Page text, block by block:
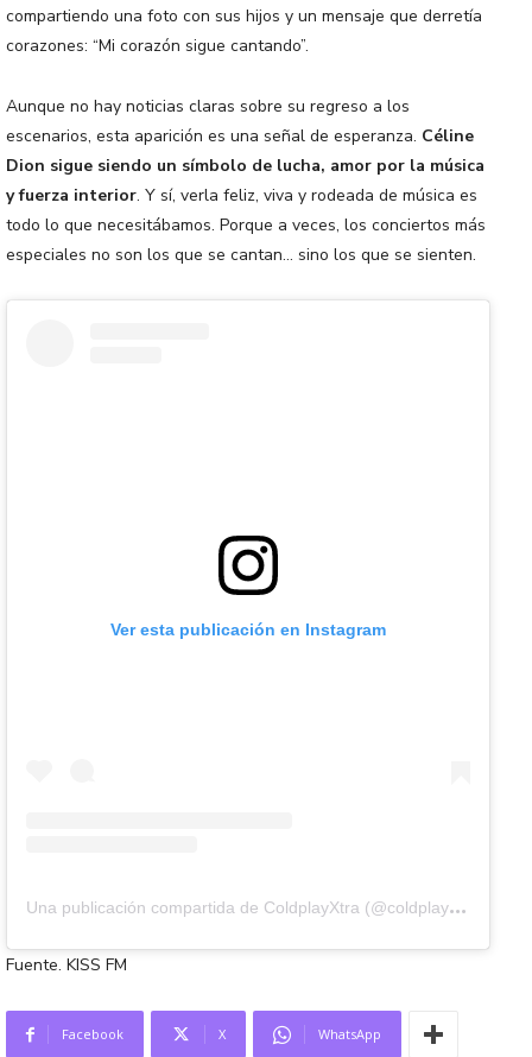
compartiendo una foto con sus hijos y un mensaje que derretía
corazones: “Mi corazón sigue cantando”.
Aunque no hay noticias claras sobre su regreso a los
escenarios, esta aparición es una señal de esperanza. Céline
Dion sigue siendo un símbolo de lucha, amor por la música
y fuerza interior. Y sí, verla feliz, viva y rodeada de música es
todo lo que necesitábamos. Porque a veces, los conciertos más
especiales no son los que se cantan… sino los que se sienten.
Ver esta publicación en Instagram
U
na publicación compartida de ColdplayXtra (@coldplayxtra)
Fuente. KISS FM
Facebook X WhatsApp